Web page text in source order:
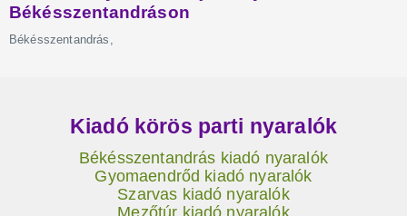
Kiadó körös parti nyaralók
Békésszentandrás kiadó nyaralók
Gyomaendrőd kiadó nyaralók
Szarvas kiadó nyaralók